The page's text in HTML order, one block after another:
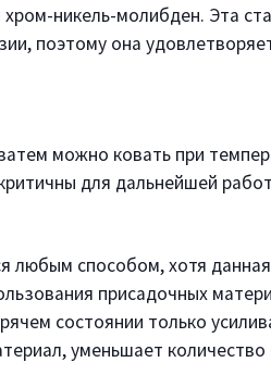
никель-молибден. Эта
поэтому она
можно ковать при
для дальнейшей
любым способом, хотя
присадочных
состоянии только
уменьшает